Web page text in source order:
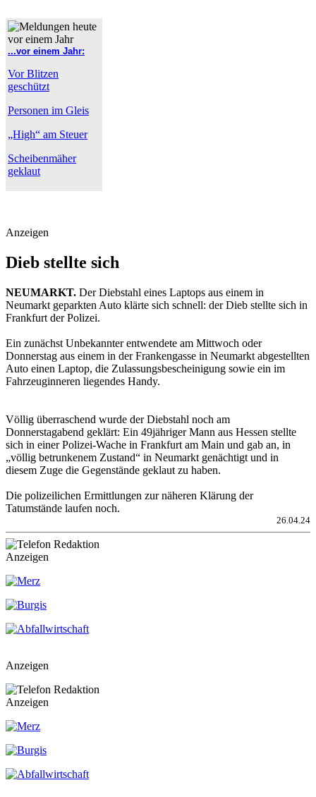
...vor einem Jahr:
Vor Blitzen
geschützt
Personen im Gleis
„High“ am Steuer
Scheibenmäher
geklaut
Anzeigen
Dieb stellte sich
NEUMARKT. Der Diebstahl eines Laptops aus einem in
Neumarkt geparkten Auto klärte sich schnell: der Dieb stellte sich in
Frankfurt der Polizei.
Ein zunächst Unbekannter entwendete am Mittwoch oder
Donnerstag aus einem in der Frankengasse in Neumarkt abgestellten
Auto einen Laptop, die Zulassungsbescheinigung sowie ein im
Fahrzeuginneren liegendes Handy.
Völlig überraschend wurde der Diebstahl noch am
Donnerstagabend geklärt: Ein 49jähriger Mann aus Hessen stellte
sich in einer Polizei-Wache in Frankfurt am Main und gab an, in
„völlig betrunkenem Zustand“ in Neumarkt genächtigt und in
diesem Zuge die Gegenstände geklaut zu haben.
Die polizeilichen Ermittlungen zur näheren Klärung der
Tatumstände laufen noch.
26.04.24
Anzeigen
Anzeigen
Anzeigen